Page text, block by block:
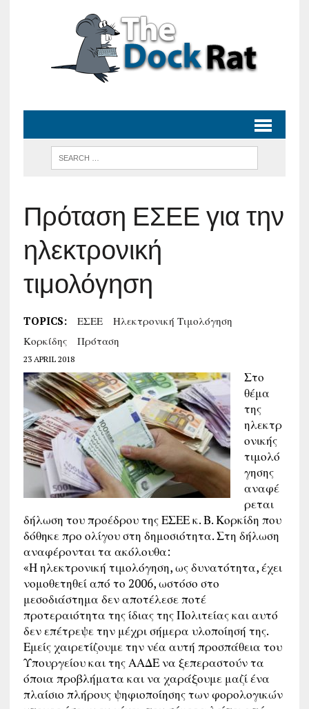
Πρόταση ΕΣΕΕ για την
ηλεκτρονική
τιμολόγηση
TOPICS: ΕΣΕΕ
Ηλεκτρονική Τιμολόγηση
Κορκίδης
Πρόταση
23 APRIL 2018
Στο
θέμα
της
ηλεκτρ
ονικής
τιμολό
γησης
αναφέ
ρεται
δήλωση του προέδρου της ΕΣΕΕ κ. Β. Κορκίδη που
δόθηκε προ ολίγου στη δημοσιότητα. Στη δήλωση
αναφέρονται τα ακόλουθα:
«Η ηλεκτρονική τιμολόγηση, ως δυνατότητα, έχει
νομοθετηθεί από το 2006, ωστόσο στο
μεσοδιάστημα δεν αποτέλεσε ποτέ
προτεραιότητα της ίδιας της Πολιτείας και αυτό
δεν επέτρεψε την μέχρι σήμερα υλοποίησή της.
Εμείς χαιρετίζουμε την νέα αυτή προσπάθεια του
Υπουργείου και της ΑΑΔΕ να ξεπεραστούν τα
όποια προβλήματα και να χαράξουμε μαζί ένα
πλαίσιο πλήρους ψηφιοποίησης των φορολογικών